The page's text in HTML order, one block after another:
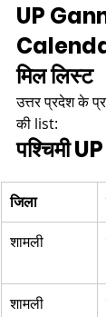
UP
मिल लिस्ट
उत्तर प्रदेश के
की list:​
पश्चिमी
जिला
शामली
शामली